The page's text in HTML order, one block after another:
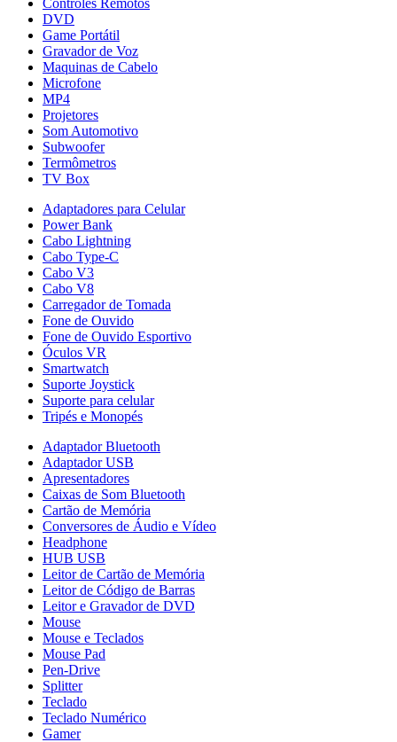
Controles Remotos
DVD
Game Portátil
Gravador de Voz
Maquinas de Cabelo
Microfone
MP4
Projetores
Som Automotivo
Subwoofer
Termômetros
TV Box
Adaptadores para Celular
Power Bank
Cabo Lightning
Cabo Type-C
Cabo V3
Cabo V8
Carregador de Tomada
Fone de Ouvido
Fone de Ouvido Esportivo
Óculos VR
Smartwatch
Suporte Joystick
Suporte para celular
Tripés e Monopés
Adaptador Bluetooth
Adaptador USB
Apresentadores
Caixas de Som Bluetooth
Cartão de Memória
Conversores de Áudio e Vídeo
Headphone
HUB USB
Leitor de Cartão de Memória
Leitor de Código de Barras
Leitor e Gravador de DVD
Mouse
Mouse e Teclados
Mouse Pad
Pen-Drive
Splitter
Teclado
Teclado Numérico
Gamer